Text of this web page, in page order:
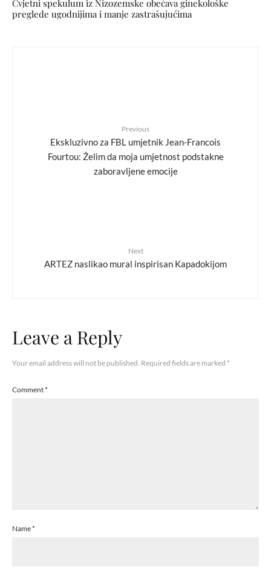
Cvjetni spekulum iz Nizozemske obećava ginekološke
preglede ugodnijima i manje zastrašujućima
Previous
Ekskluzivno za FBL umjetnik Jean-Francois
Fourtou: Želim da moja umjetnost podstakne
zaboravljene emocije
Next
ARTEZ naslikao mural inspirisan Kapadokijom
Leave a Reply
Your email address will not be published. Required fields are marked *
Comment*
Name*